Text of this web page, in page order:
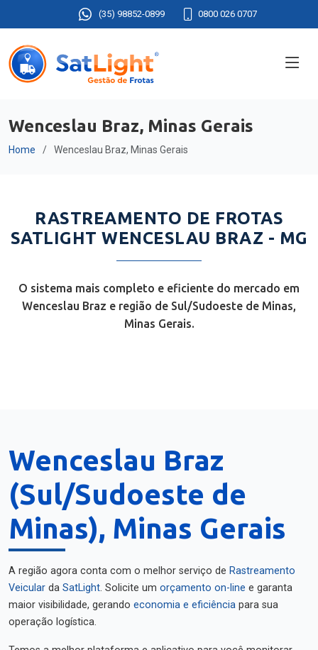
(35) 98852-0899 0800 026 0707
Wenceslau Braz, Minas Gerais
Home Wenceslau Braz, Minas Gerais
RASTREAMENTO DE FROTAS
SATLIGHT WENCESLAU BRAZ - MG
O sistema mais completo e eficiente do mercado em
Wenceslau Braz e região de Sul/Sudoeste de Minas,
Minas Gerais.
Wenceslau Braz
(Sul/Sudoeste de
Minas), Minas Gerais
A região agora conta com o melhor serviço de Rastreamento
Veicular da SatLight. Solicite um orçamento on-line e garanta
maior visibilidade, gerando economia e eficiência para sua
operação logística.